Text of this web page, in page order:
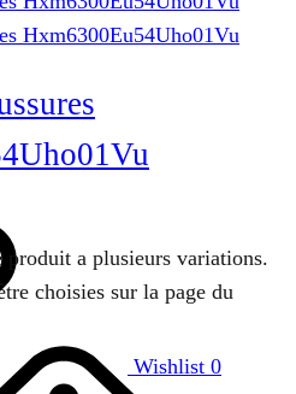
Wishlist 0
produit a plusieurs variations.
choisies sur la page du